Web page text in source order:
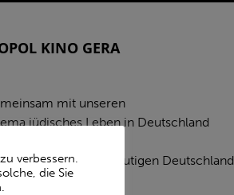
KINO GERA
mit unseren
jüdisches Leben in Deutschland
dem Gebiet des heutigen Deutschland.
verbessern.
die Sie